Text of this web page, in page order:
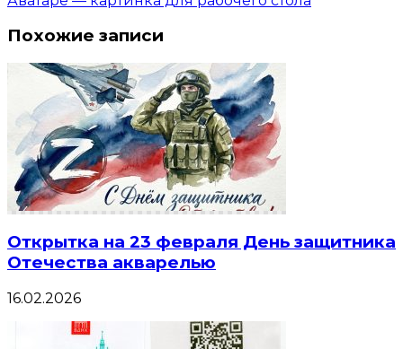
Похожие записи
Открытка на 23 февраля День защитника
Отечества акварелью
16.02.2026